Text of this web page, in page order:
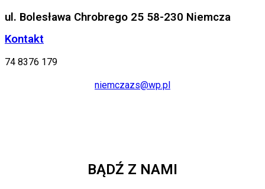
ul. Bolesława Chrobrego 25 58-230 Niemcza
Kontakt
74 8376 179
niemczazs@wp.pl
BĄDŹ Z NAMI